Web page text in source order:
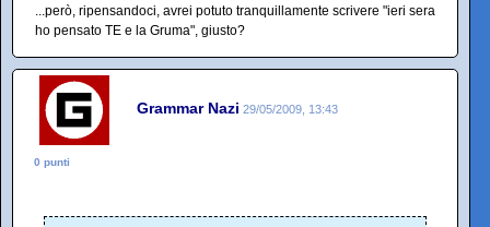
...però, ripensandoci, avrei potuto tranquillamente scrivere "ieri sera
ho pensato TE e la Gruma", giusto?
Grammar Nazi 29/05/2009, 13:43
0 punti